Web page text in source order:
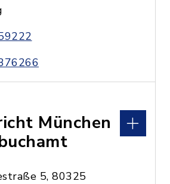
München
5, 80325